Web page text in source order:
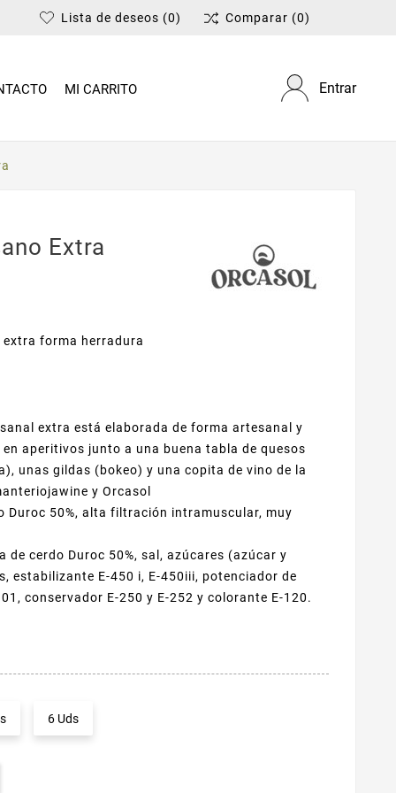
Lista de deseos (0) Comparar (0)
MI CARRITO Entrar
Extra
forma herradura
extra está elaborada de forma artesanal y
aperitivos junto a una buena tabla de quesos
unas gildas (bokeo) y una copita de vino de la
y Orcasol
Duroc 50%, alta filtración intramuscular, muy
de cerdo Duroc 50%, sal, azúcares (azúcar y
estabilizante E-450 i, E-450iii, potenciador de
conservador E-250 y E-252 y colorante E-120.
6 Uds